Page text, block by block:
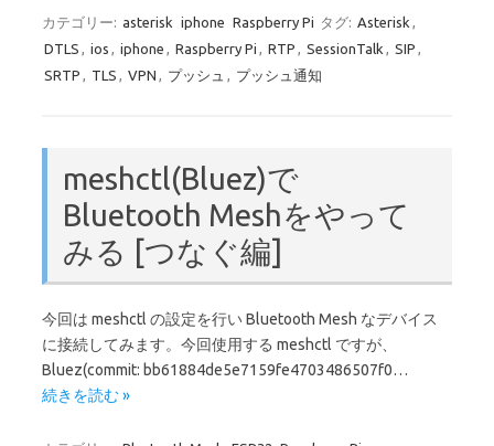
カテゴリー: asterisk iphone Raspberry Pi タグ: Asterisk ,
DTLS , ios , iphone , Raspberry Pi , RTP , SessionTalk , SIP ,
SRTP , TLS , VPN , プッシュ , プッシュ通知
meshctl(Bluez)で
Bluetooth Meshをやって
みる [つなぐ編]
今回は meshctl の設定を行い Bluetooth Mesh なデバイス
に接続してみます。今回使用する meshctl ですが、
Bluez(commit: bb61884de5e7159fe4703486507f0…
続きを読む »